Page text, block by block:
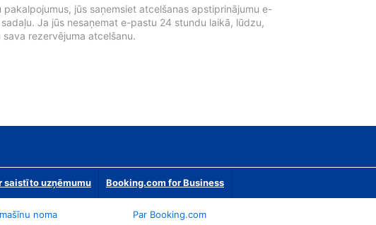
jūs saņemsiet atcelšanas apstiprinājumu e-
Ja jūs nesaņemat e-pastu 24 stundu laikā, lūdzu,
rezervējuma atcelšanu.
saistīto uzņēmumu Booking.com for Business
noma
Par Booking.com